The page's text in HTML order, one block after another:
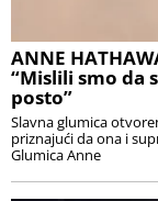
ANNE
“Mislili smo da
posto”
Slavna glumica
priznajući da ona i
Glumica Anne